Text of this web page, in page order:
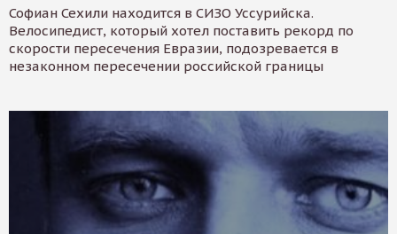
Софиан Сехили находится в СИЗО Уссурийска.
Велосипедист, который хотел поставить рекорд по
скорости пересечения Евразии, подозревается в
незаконном пересечении российской границы